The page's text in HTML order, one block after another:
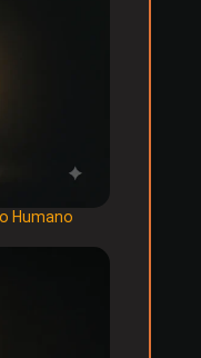
Humano